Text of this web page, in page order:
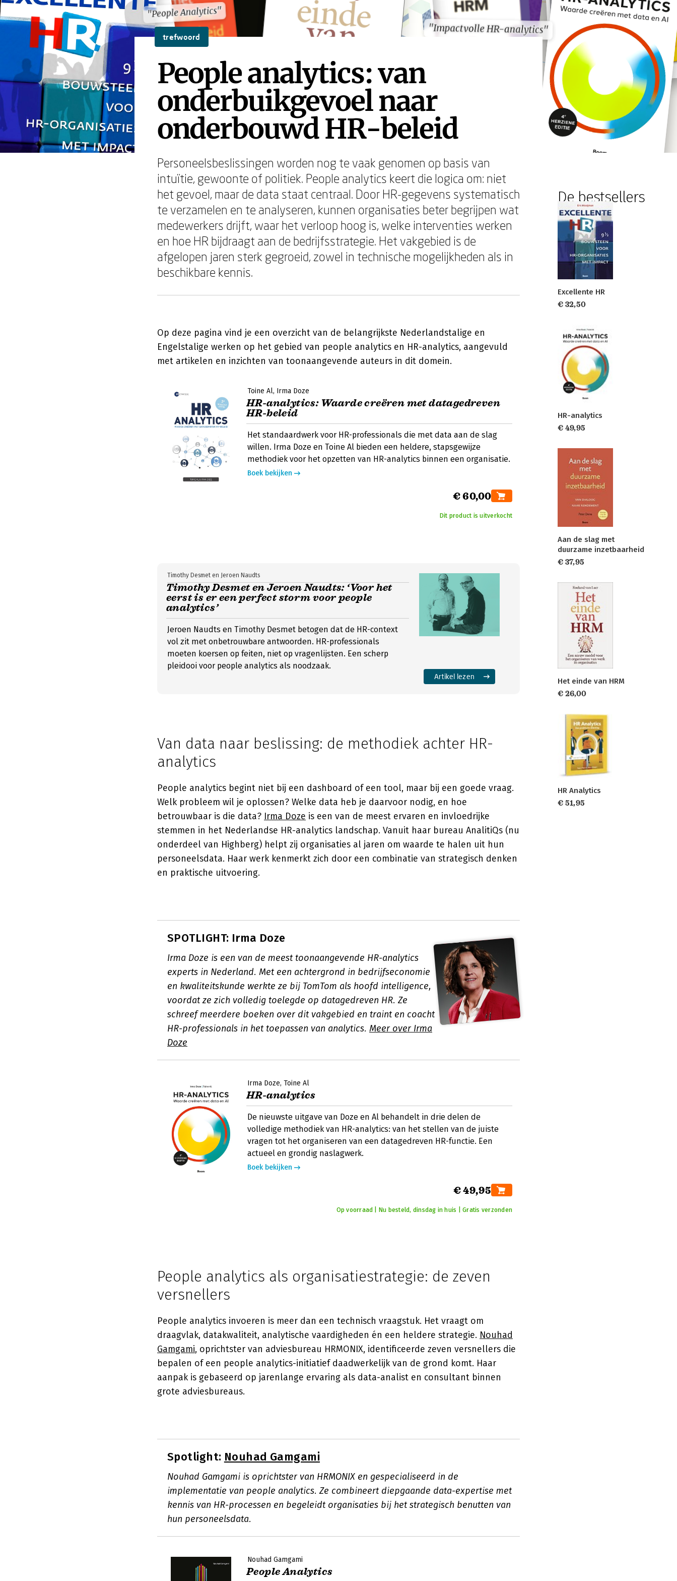
"People Analytics"
"Impactvolle HR-analytics"
"People Analytics"
"Impactvolle HR-analytics"
trefwoord
People analytics: van
onderbuikgevoel naar
onderbouwd HR-beleid
Personeelsbeslissingen worden nog te vaak genomen op basis van
intuïtie, gewoonte of politiek. People analytics keert die logica om: niet
het gevoel, maar de data staat centraal. Door HR-gegevens systematisch
te verzamelen en te analyseren, kunnen organisaties beter begrijpen wat
medewerkers drijft, waar het verloop hoog is, welke interventies werken
en hoe HR bijdraagt aan de bedrijfsstrategie. Het vakgebied is de
afgelopen jaren sterk gegroeid, zowel in technische mogelijkheden als in
beschikbare kennis.
Op deze pagina vind je een overzicht van de belangrijkste Nederlandstalige en
Engelstalige werken op het gebied van people analytics en HR-analytics, aangevuld
met artikelen en inzichten van toonaangevende auteurs in dit domein.
Toine Al Irma Doze
HR-analytics: Waarde creëren met datagedreven
HR-beleid
Het standaardwerk voor HR-professionals die met data aan de slag
willen. Irma Doze en Toine Al bieden een heldere, stapsgewijze
methodiek voor het opzetten van HR-analytics binnen een organisatie.
Boek bekijken
€ 60,00
Dit product is uitverkocht
Timothy Desmet en Jeroen Naudts: ‘Voor het
eerst is er een perfect storm voor people
analytics’
Timothy Desmet en Jeroen Naudts
Jeroen Naudts en Timothy Desmet betogen dat de HR-context
vol zit met onbetrouwbare antwoorden. HR-professionals
moeten koersen op feiten, niet op vragenlijsten. Een scherp
pleidooi voor people analytics als noodzaak.
Artikel lezen
Van data naar beslissing: de methodiek achter HR-
analytics
People analytics begint niet bij een dashboard of een tool, maar bij een goede vraag.
Welk probleem wil je oplossen? Welke data heb je daarvoor nodig, en hoe
betrouwbaar is die data? Irma Doze is een van de meest ervaren en invloedrijke
stemmen in het Nederlandse HR-analytics landschap. Vanuit haar bureau AnalitiQs (nu
onderdeel van Highberg) helpt zij organisaties al jaren om waarde te halen uit hun
personeelsdata. Haar werk kenmerkt zich door een combinatie van strategisch denken
en praktische uitvoering.
SPOTLIGHT: Irma Doze
Irma Doze is een van de meest toonaangevende HR-analytics
experts in Nederland. Met een achtergrond in bedrijfseconomie
en kwaliteitskunde werkte ze bij TomTom als hoofd intelligence,
voordat ze zich volledig toelegde op datagedreven HR. Ze
schreef meerdere boeken over dit vakgebied en traint en coacht
HR-professionals in het toepassen van analytics. Meer over Irma
Doze
Irma Doze Toine Al
HR-analytics
De nieuwste uitgave van Doze en Al behandelt in drie delen de
volledige methodiek van HR-analytics: van het stellen van de juiste
vragen tot het organiseren van een datagedreven HR-functie. Een
actueel en grondig naslagwerk.
Boek bekijken
€ 49,95
Op voorraad | Nu besteld, dinsdag in huis | Gratis verzonden
People analytics als organisatiestrategie: de zeven
versnellers
People analytics invoeren is meer dan een technisch vraagstuk. Het vraagt om
draagvlak, datakwaliteit, analytische vaardigheden én een heldere strategie. Nouhad
Gamgami, oprichtster van adviesbureau HRMONIX, identificeerde zeven versnellers die
bepalen of een people analytics-initiatief daadwerkelijk van de grond komt. Haar
aanpak is gebaseerd op jarenlange ervaring als data-analist en consultant binnen
grote adviesbureaus.
Spotlight: Nouhad Gamgami
Nouhad Gamgami is oprichtster van HRMONIX en gespecialiseerd in de
implementatie van people analytics. Ze combineert diepgaande data-expertise met
kennis van HR-processen en begeleidt organisaties bij het strategisch benutten van
hun personeelsdata.
Nouhad Gamgami
People Analytics
De bestsellers
Excellente HR
€ 32,50
HR-analytics
€ 49,95
Aan de slag met
duurzame inzetbaarheid
€ 37,95
Het einde van HRM
€ 26,00
HR Analytics
€ 51,95